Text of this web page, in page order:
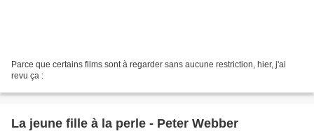
Parce que certains films sont à regarder sans aucune restriction, hier, j'ai
revu ça :
La jeune fille à la perle - Peter Webber